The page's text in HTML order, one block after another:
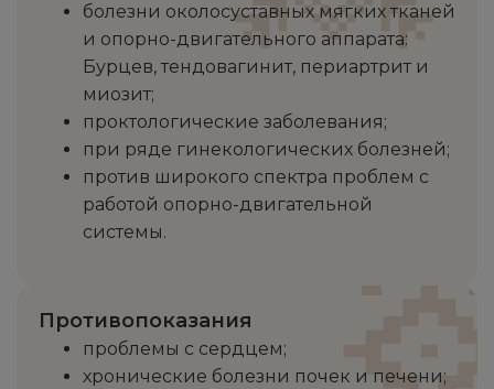
болезни околосуставных мягких тканей
и опорно-двигательного аппарата:
Бурцев, тендовагинит, периартрит и
миозит;
проктологические заболевания;
при ряде гинекологических болезней;
против широкого спектра проблем с
работой опорно-двигательной
системы.
Противопоказания
проблемы с сердцем;
хронические болезни почек и печени;